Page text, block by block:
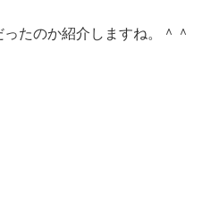
たのか紹介しますね。＾＾